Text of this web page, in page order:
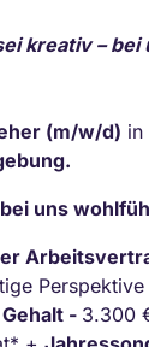
kreativ – bei
(m/w/d) in
uns
Perspektive
- 3.300